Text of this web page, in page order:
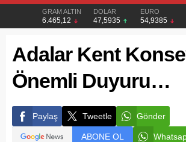
GRAM ALTIN
6.465,12
DOLAR
47,5935
EURO
54,9385
Adalar Kent
Önemli Duyuru…
Paylaş Tweetle Gönder
ABONE OL